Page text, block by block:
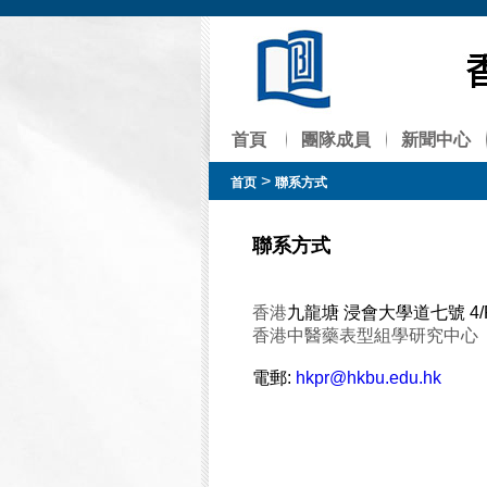
首頁 團隊成員 新聞中心
首页> 聯系方式
聯系方式
香港九龍塘 浸會大學道七號 4/
香港中醫藥表型組學研究中心
電郵: hkpr@hkbu.edu.hk